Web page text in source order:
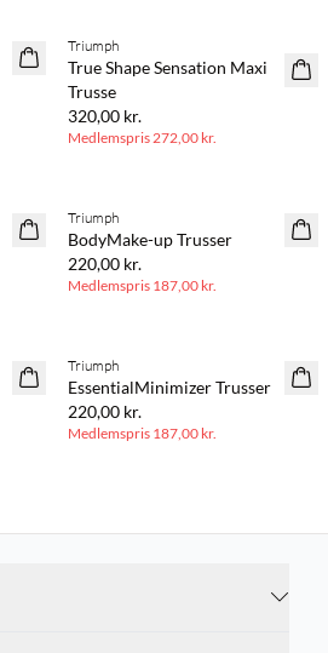
Triumph
True Shape Sensation Maxi
Trusse
320,00 kr.
Medlemspris272,00 kr.
Triumph
BodyMake-up Trusser
220,00 kr.
Medlemspris 187,00 kr.
Triumph
EssentialMinimizer Trusser
220,00 kr.
Medlemspris 187,00 kr.